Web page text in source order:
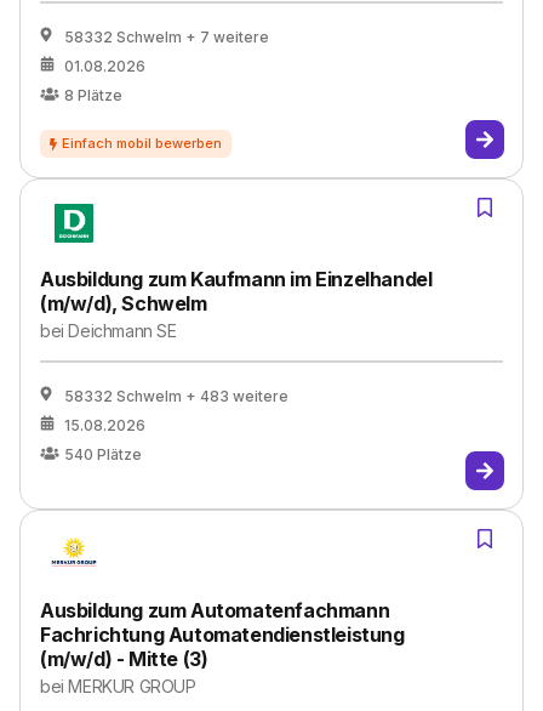
58332 Schwelm + 7 weitere
01.08.2026
8 Plätze
Ausbildung zum Kaufmann im Einzelhandel
(m/w/d), Schwelm
beiDeichmann SE
58332 Schwelm + 483 weitere
15.08.2026
540 Plätze
Ausbildung zum Automatenfachmann
Fachrichtung Automatendienstleistung
(m/w/d) - Mitte (3)
beiMERKUR GROUP